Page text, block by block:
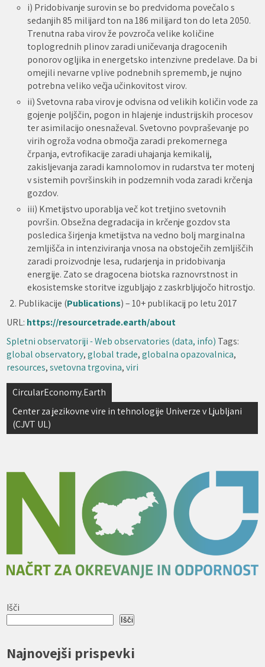
i) Pridobivanje surovin se bo predvidoma povečalo s
sedanjih 85 milijard ton na 186 milijard ton do leta 2050.
Trenutna raba virov že povzroča velike količine
toplogrednih plinov zaradi uničevanja dragocenih
ponorov ogljika in energetsko intenzivne predelave. Da bi
omejili nevarne vplive podnebnih sprememb, je nujno
potrebna veliko večja učinkovitost virov.
ii) Svetovna raba virov je odvisna od velikih količin vode za
gojenje poljščin, pogon in hlajenje industrijskih procesov
ter asimilacijo onesnaževal. Svetovno povpraševanje po
virih ogroža vodna območja zaradi prekomernega
črpanja, evtrofikacije zaradi uhajanja kemikalij,
zakisljevanja zaradi kamnolomov in rudarstva ter motenj
v sistemih površinskih in podzemnih voda zaradi krčenja
gozdov.
iii) Kmetijstvo uporablja več kot tretjino svetovnih
površin. Obsežna degradacija in krčenje gozdov sta
posledica širjenja kmetijstva na vedno bolj marginalna
zemljišča in intenziviranja vnosa na obstoječih zemljiščih
zaradi proizvodnje lesa, rudarjenja in pridobivanja
energije. Zato se dragocena biotska raznovrstnost in
ekosistemske storitve izgubljajo z zaskrbljujočo hitrostjo.
Publikacije (Publications) – 10+ publikacij po letu 2017
URL: https://resourcetrade.earth/about
Spletni observatoriji - Web observatories (data, info) Tags:
global observatory,global trade,globalna opazovalnica,
resources,svetovna trgovina,viri
Navigacija
prispevka
CircularEconomy.Earth
Center za jezikovne vire in tehnologije Univerze v Ljubljani
(CJVT UL)
Išči
Išči
Najnovejši prispevki